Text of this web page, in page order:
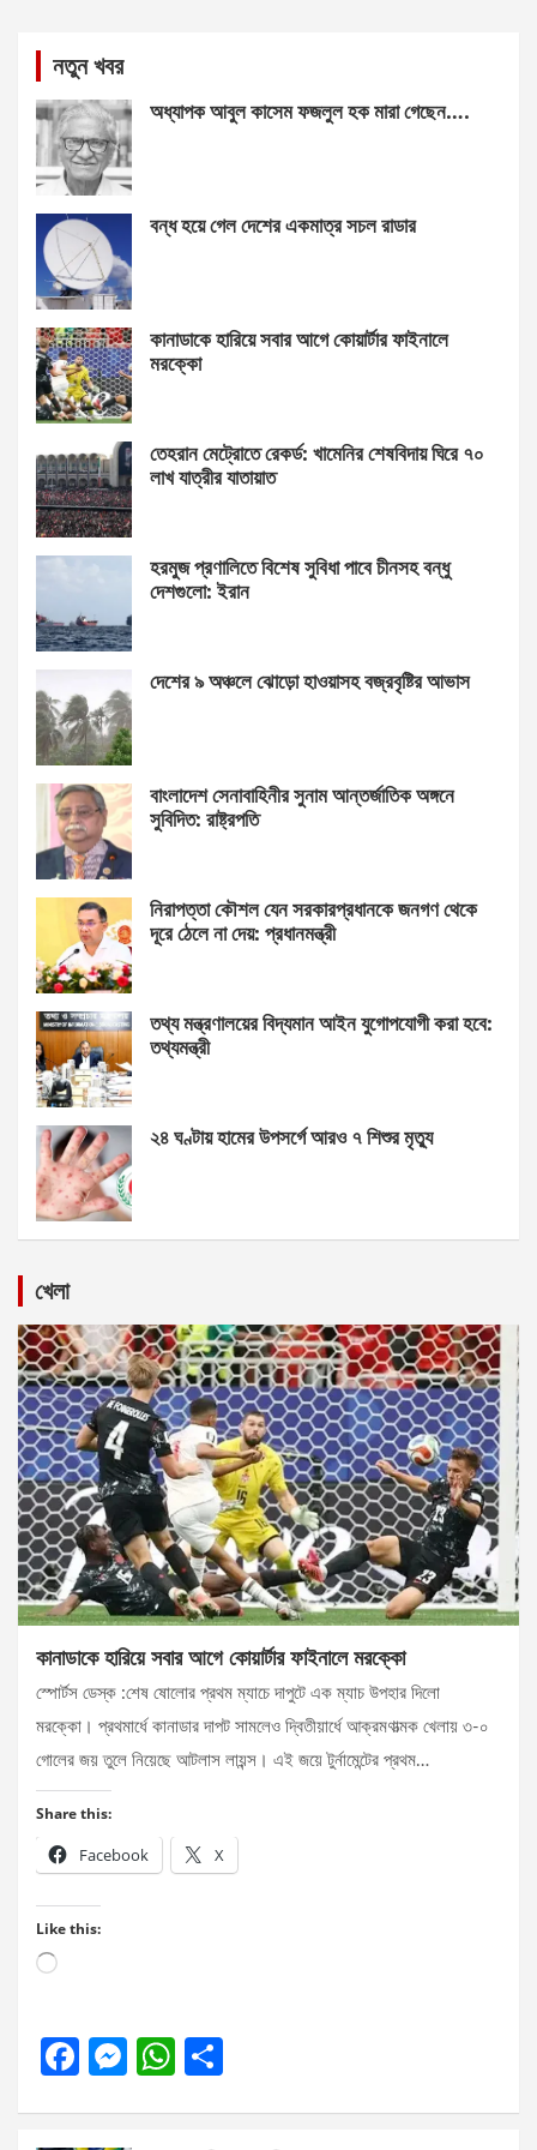
নতুন খবর
অধ্যাপক আবুল কাসেম ফজলুল হক মারা গেছেন….
বন্ধ হয়ে গেল দেশের একমাত্র সচল রাডার
কানাডাকে হারিয়ে সবার আগে কোয়ার্টার ফাইনালে
মরক্কো
তেহরান মেট্রোতে রেকর্ড: খামেনির শেষবিদায় ঘিরে ৭০
লাখ যাত্রীর যাতায়াত
হরমুজ প্রণালিতে বিশেষ সুবিধা পাবে চীনসহ বন্ধু
দেশগুলো: ইরান
দেশের ৯ অঞ্চলে ঝোড়ো হাওয়াসহ বজ্রবৃষ্টির আভাস
বাংলাদেশ সেনাবাহিনীর সুনাম আন্তর্জাতিক অঙ্গনে
সুবিদিত: রাষ্ট্রপতি
নিরাপত্তা কৌশল যেন সরকারপ্রধানকে জনগণ থেকে
দূরে ঠেলে না দেয়: প্রধানমন্ত্রী
তথ্য মন্ত্রণালয়ের বিদ্যমান আইন যুগোপযোগী করা হবে:
তথ্যমন্ত্রী
২৪ ঘণ্টায় হামের উপসর্গে আরও ৭ শিশুর মৃত্যু
খেলা
কানাডাকে হারিয়ে সবার আগে কোয়ার্টার ফাইনালে মরক্কো
স্পোর্টস ডেস্ক :শেষ ষোলোর প্রথম ম্যাচে দাপুটে এক ম্যাচ উপহার দিলো
মরক্কো। প্রথমার্ধে কানাডার দাপট সামলেও দ্বিতীয়ার্ধে আক্রমণাত্মক খেলায় ৩-০
গোলের জয় তুলে নিয়েছে আটলাস লায়ন্স। এই জয়ে টুর্নামেন্টের প্রথম…
Share this:
Facebook X
Like this:
Loading…
F
M W